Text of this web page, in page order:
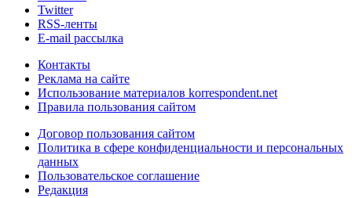
Twitter
RSS-ленты
E-mail рассылка
Контакты
Реклама на сайте
Использование материалов korrespondent.net
Правила пользования сайтом
Договор пользования сайтом
Политика в сфере конфиденциальности и персональных
данных
Пользовательское соглашение
Редакция